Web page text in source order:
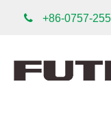
+86-0757-